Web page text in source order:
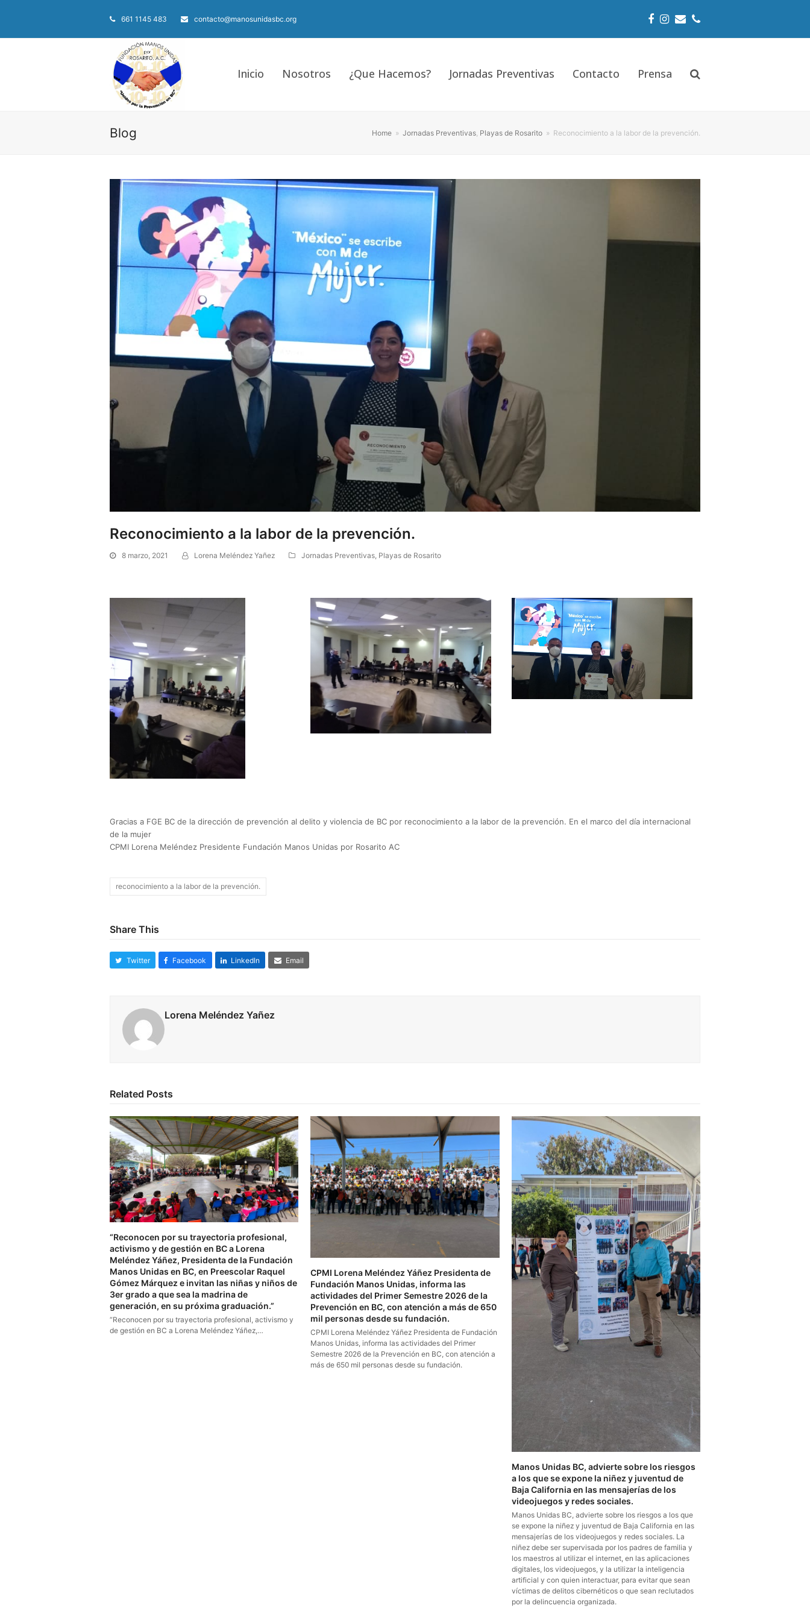
661 1145 483 contacto@manosunidasbc.org Facebook
Instagram
EmailPhone
Inicio Nosotros ¿Que Hacemos? Jornadas Preventivas Contacto Prensa
Blog Home » Jornadas Preventivas, Playas de Rosarito » Reconocimiento a la labor de la prevención.
Reconocimiento a la labor de la prevención.
8 marzo, 2021 Lorena Meléndez Yañez Jornadas Preventivas Playas de Rosarito
Gracias a FGE BC de la dirección de prevención al delito y violencia de BC por reconocimiento a la labor de la prevención. En el marco del día internacional
de la mujer
CPMI Lorena Meléndez Presidente Fundación Manos Unidas por Rosarito AC
reconocimiento a la labor de la prevención.
Share This
Twitter Facebook LinkedIn Email
Lorena Meléndez Yañez
Related Posts
“Reconocen por su trayectoria profesional,
activismo y de gestión en BC a Lorena
Meléndez Yáñez, Presidenta de la Fundación
Manos Unidas en BC, en Preescolar Raquel
Gómez Márquez e invitan las niñas y niños de
3er grado a que sea la madrina de
generación, en su próxima graduación.”
“Reconocen por su trayectoria profesional, activismo y
de gestión en BC a Lorena Meléndez Yáñez,…
CPMI Lorena Meléndez Yáñez Presidenta de
Fundación Manos Unidas, informa las
actividades del Primer Semestre 2026 de la
Prevención en BC, con atención a más de 650
mil personas desde su fundación.
CPMI Lorena Meléndez Yáñez Presidenta de Fundación
Manos Unidas, informa las actividades del Primer
Semestre 2026 de la Prevención en BC, con atención a
más de 650 mil personas desde su fundación.
Manos Unidas BC, advierte sobre los riesgos
a los que se expone la niñez y juventud de
Baja California en las mensajerías de los
videojuegos y redes sociales.
Manos Unidas BC, advierte sobre los riesgos a los que
se expone la niñez y juventud de Baja California en las
mensajerías de los videojuegos y redes sociales. La
niñez debe ser supervisada por los padres de familia y
los maestros al utilizar el internet, en las aplicaciones
digitales, los videojuegos, y la utilizar la inteligencia
artificial y con quien interactuar, para evitar que sean
víctimas de delitos cibernéticos o que sean reclutados
por la delincuencia organizada.